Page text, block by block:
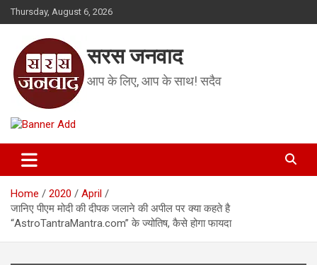
Skip
to
Thursday, August 6, 2026
सरस जनवाद
आप के लिए, आप के साथ! सदैव
Home 2020
April
जानिए पीएम मोदी की दीपक जलाने की अपील पर क्या कहते है
“AstroTantraMantra.com” के ज्योतिष, कैसे होगा फायदा